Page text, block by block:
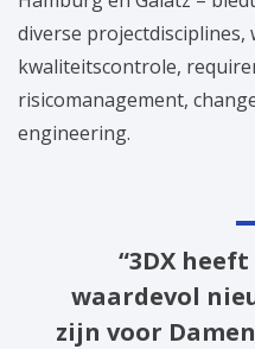
diverse
kwaliteitscontrole,
risicomanagement,
engineering.
“3DX
waardevol
zijn voor